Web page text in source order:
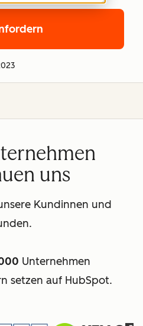
uns
Kundinnen und
Unternehmen
setzen auf HubSpot.